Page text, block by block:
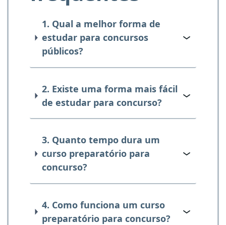
1. Qual a melhor forma de
estudar para concursos
públicos?
2. Existe uma forma mais fácil
de estudar para concurso?
3. Quanto tempo dura um
curso preparatório para
concurso?
4. Como funciona um curso
preparatório para concurso?